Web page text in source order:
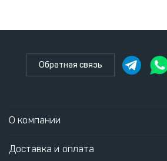
Обратная связь
О компании
Доставка и оплата